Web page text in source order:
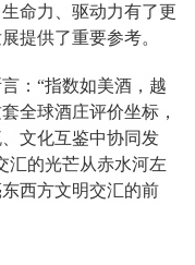
命力、驱动力有了更
提供了重要参考。
：“指数如美酒，越
全球酒庄评价坐标，
文化互鉴中协同发
汇的光芒从赤水河左
西方文明交汇的前